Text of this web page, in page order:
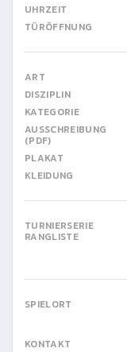
UHRZEIT
TÜRÖFFNUNG
ART
DISZIPLIN
KATEGORIE
AUSSCHREIBUNG
(PDF)
PLAKAT
KLEIDUNG
TURNIERSERIE
RANGLISTE
SPIELORT
KONTAKT